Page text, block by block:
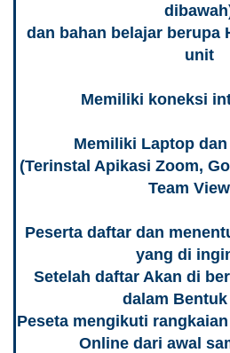
dan bahan belajar berupa
unit
Memiliki koneksi
Memiliki Laptop
(Terinstal Apikasi Zoom,
Team
Peserta daftar dan
yang di
Setelah daftar Akan di
dalam
Peseta mengikuti
Online dari awal